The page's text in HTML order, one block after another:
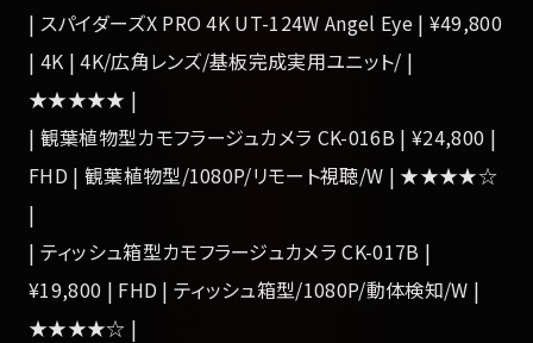
| スパイダーズX PRO 4K UT-124W Angel Eye | ¥49,800
| 4K | 4K/広角レンズ/基板完成実用ユニット/ |
★★★★★ |
| 観葉植物型カモフラージュカメラ CK-016B | ¥24,800 |
FHD | 観葉植物型/1080P/リモート視聴/W | ★★★★☆
|
| ティッシュ箱型カモフラージュカメラ CK-017B |
¥19,800 | FHD | ティッシュ箱型/1080P/動体検知/W |
★★★★☆ |